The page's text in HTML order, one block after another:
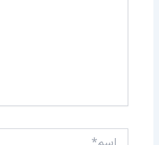
اسم*